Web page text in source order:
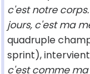
c'est notre
jours, c'est ma
quadruple
sprint),
c'est comme